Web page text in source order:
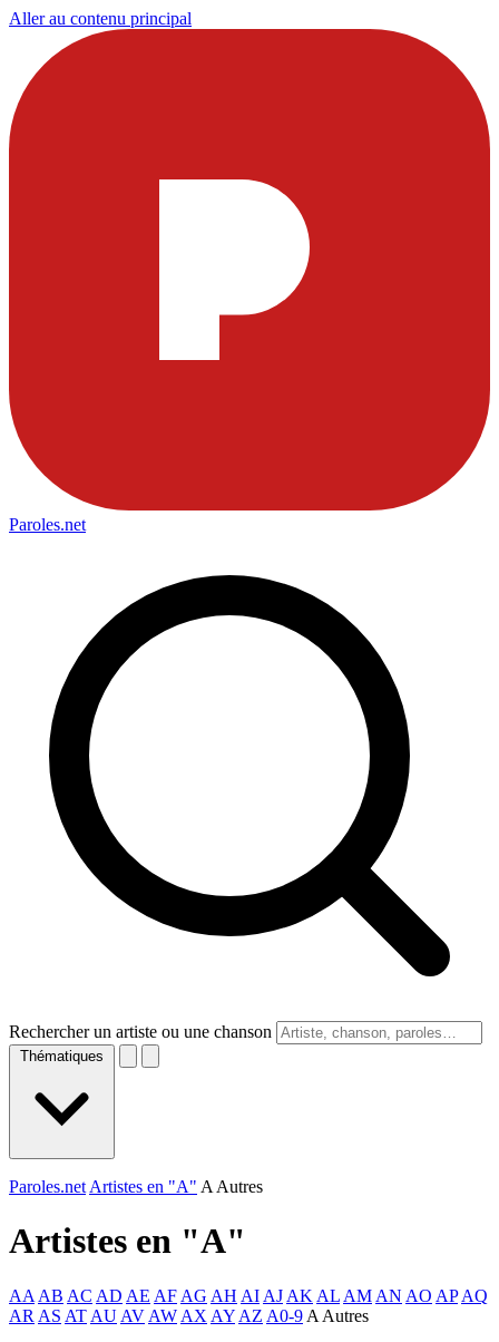
Aller au contenu principal
Paroles.net
Rechercher un artiste ou une chanson
Thématiques
Paroles.net Artistes en "A" A Autres
Artistes en "A"
AA AB AC AD AE AF AG AH AI AJ AK AL AM AN AO AP AQ
AR AS AT AU AV AW AX AY AZ A0-9 A Autres